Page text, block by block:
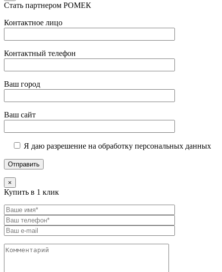
Стать партнером РОМЕК
Контактное лицо
Контактный телефон
Ваш город
Ваш сайт
Я даю разрешение на обработку персональных данных
×
Купить в 1 клик